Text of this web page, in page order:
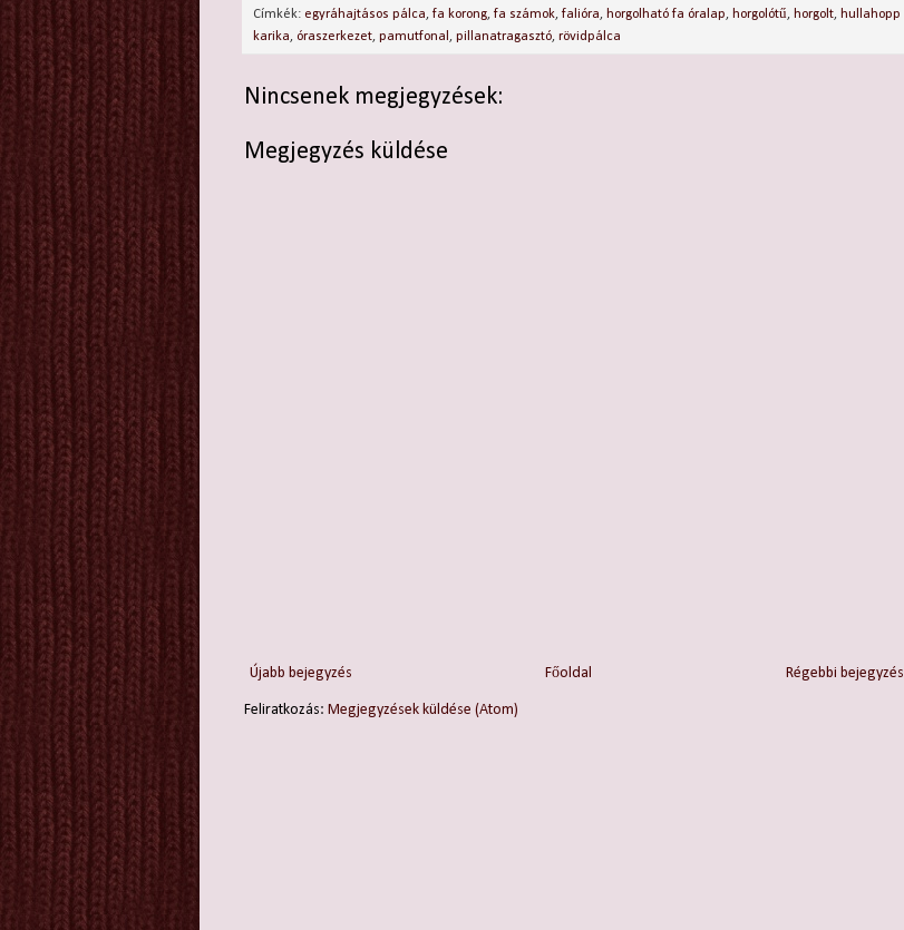
Címkék: egyráhajtásos pálca, fa korong, fa számok, falióra, horgolható fa óralap, horgolótű, horgolt, hullahopp
karika, óraszerkezet, pamutfonal , pillanatragasztó, rövidpálca
Nincsenek megjegyzések:
Megjegyzés küldése
Újabb bejegyzés Régebbi bejegyzés
Főoldal
Feliratkozás: Megjegyzések küldése (Atom)